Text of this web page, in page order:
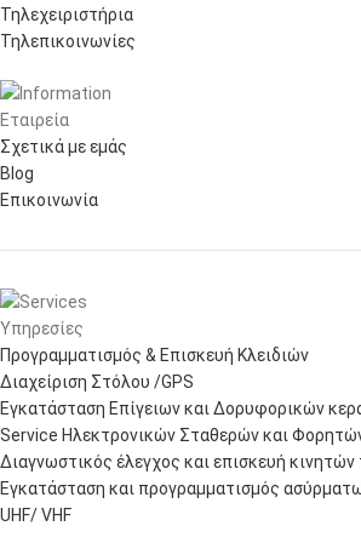
Τηλεχειριστήρια
Τηλεπικοινωνίες
Εταιρεία
Σχετικά με εμάς
Blog
Επικοινωνία
Υπηρεσίες
Προγραμματισμός & Επισκευή Κλειδιών
Διαχείριση Στόλου /GPS
Εγκατάσταση Επίγειων και Δορυφορικών
Service Ηλεκτρονικών Σταθερών και
Διαγνωστικός έλεγχος και επισκευή
Εγκατάσταση και προγραμματισμός
UHF/ VHF